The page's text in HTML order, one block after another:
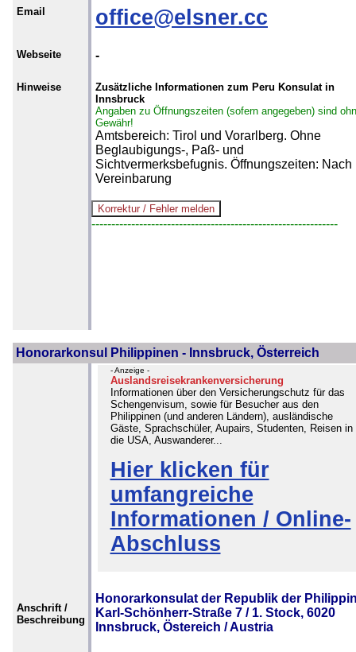
Email office@elsner.cc
Webseite -
Hinweise
Zusätzliche Informationen zum Peru Konsulat in
Innsbruck
Angaben zu Öffnungszeiten (sofern angegeben) sind
Gewähr!
Amtsbereich: Tirol und Vorarlberg. Ohne
Beglaubigungs-, Paß- und
Sichtvermerksbefugnis. Öffnungszeiten: Nach
Vereinbarung
--------------------------------------------------------------
Honorarkonsul Philippinen - Innsbruck, Österreich
- Anzeige -
Auslandsreisekrankenversicherung
Informationen über den Versicherungschutz für das
Schengenvisum, sowie für Besucher aus den
Philippinen (und anderen Ländern), ausländische
Gäste, Sprachschüler, Aupairs, Studenten, Reisen in
die USA, Auswanderer...
Hier klicken für
umfangreiche
Informationen / Online-
Abschluss
Anschrift /
Beschreibung
Honorarkonsulat der Republik der
Karl-Schönherr-Straße 7 / 1. Stock, 6020
Innsbruck, Östereich / Austria